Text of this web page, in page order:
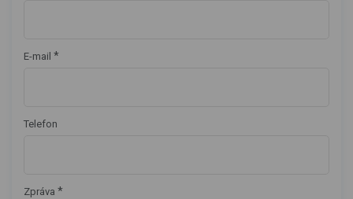
E-mail *
Telefon
Zpráva *